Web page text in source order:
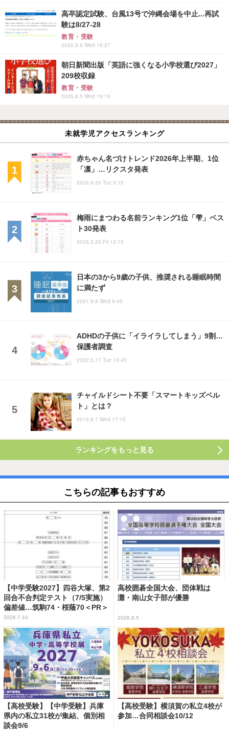
高卒認定試験、台風13号で沖縄会場を中止...再試
験は8/27-28
教育・受験
2026.8.5 Wed 16:27
朝日新聞出版「英語に強くなる小学校選び2027」
209校収録
教育・受験
2026.8.5 Wed 19:15
未就学児アクセスランキング
赤ちゃん名づけトレンド2026年上半期、1位
「凛」…リクスタ発表
2026.6.30 Tue 9:15
梅雨にまつわる名前ランキング1位「雫」ベス
ト30発表
2026.5.29 Fri 12:15
日本の3から9歳の子供、推奨される睡眠時間
に満たず
2021.9.8 Wed 9:45
ADHDの子供に「イライラしてしまう」9割…
保護者調査
2022.5.17 Tue 19:45
チャイルドシート不要「スマートキッズベル
ト」とは？
2019.8.7 Wed 17:15
ランキングをもっと見る
こちらの記事もおすすめ
【中学受験2027】四谷大塚、第2
回合不合判定テスト（7/5実施）
偏差値…筑駒74・桜蔭70＜PR＞
2026.7.10
高校囲碁全国大会、団体戦は
灘・南山女子部が優勝
2026.8.5
【高校受験】【中学受験】兵庫
県内の私立31校が集結、個別相
談会9/6
【高校受験】横須賀の私立4校が
参加…合同相談会10/12